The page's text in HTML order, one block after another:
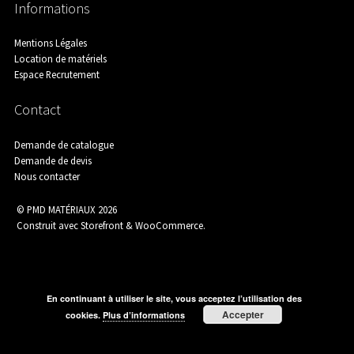
Charpente / Couverture
Informations
Mentions Légales
Location de matériels
Espace Recrutement
Contact
Demande de catalogue
Demande de devis
Nous contacter
© PMD MATÉRIAUX 2026
Construit avec Storefront & WooCommerce.
En continuant à utiliser le site, vous acceptez l’utilisation des
cookies.Plus d’informations Accepter